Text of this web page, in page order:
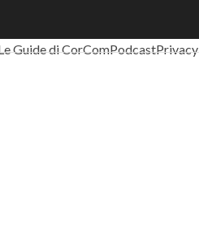
Guide di CorComPodcastPrivacy